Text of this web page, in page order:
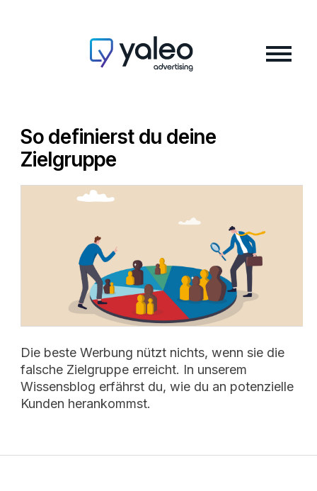
So definierst du deine
Zielgruppe
Die beste Werbung nützt nichts, wenn sie die
falsche Zielgruppe erreicht. In unserem
Wissensblog erfährst du, wie du an potenzielle
Kunden herankommst.